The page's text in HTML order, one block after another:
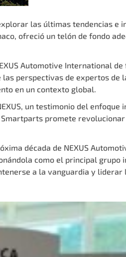
las últimas tendencias e
ofreció un telón de fondo
Automotive International de
perspectivas de expertos de
en un contexto global.
un testimonio del enfoque
promete
década de NEXUS
como el principal grupo
a la vanguardia y liderar